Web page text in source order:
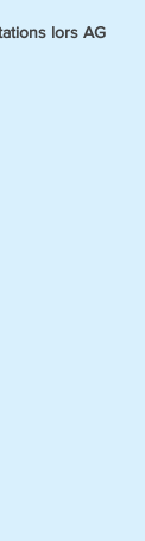
lors AG